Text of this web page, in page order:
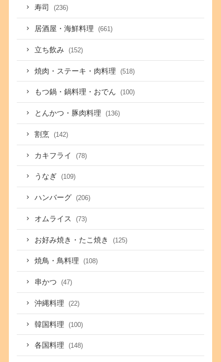
寿司 (236)
居酒屋・海鮮料理 (661)
立ち飲み (152)
焼肉・ステーキ・肉料理 (518)
もつ鍋・鍋料理・おでん (100)
とんかつ・豚肉料理 (136)
割烹 (142)
カキフライ (78)
うなぎ (109)
ハンバーグ (206)
オムライス (73)
お好み焼き・たこ焼き (125)
焼鳥・鳥料理 (108)
串かつ (47)
沖縄料理 (22)
韓国料理 (100)
各国料理 (148)